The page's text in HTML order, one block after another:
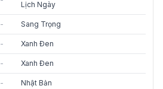
Lịch Ngày
- Sang Trọng
- Xanh Đen
- Xanh Đen
- Nhật Bản